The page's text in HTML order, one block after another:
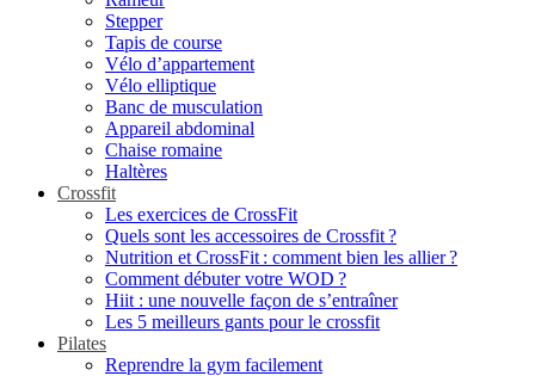
Stepper
Tapis de course
Vélo d’appartement
Vélo elliptique
Banc de musculation
Appareil abdominal
Chaise romaine
Haltères
Crossfit
Les exercices de CrossFit
Quels sont les accessoires de Crossfit ?
Nutrition et CrossFit : comment bien les allier ?
Comment débuter votre WOD ?
Hiit : une nouvelle façon de s’entraîner
Les 5 meilleurs gants pour le crossfit
Pilates
Reprendre la gym facilement